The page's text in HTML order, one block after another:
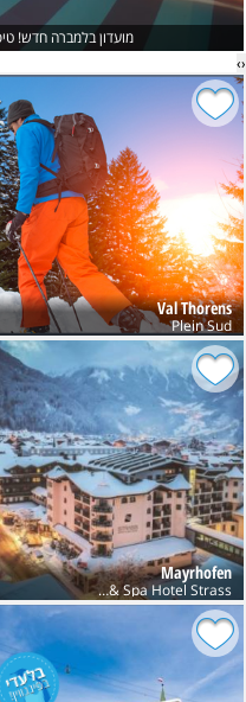
מועדון בלמברה חדש!
‹
›
Val Thorens
Plein Sud
Mayrhofen
Sport & Spa Hotel Strass